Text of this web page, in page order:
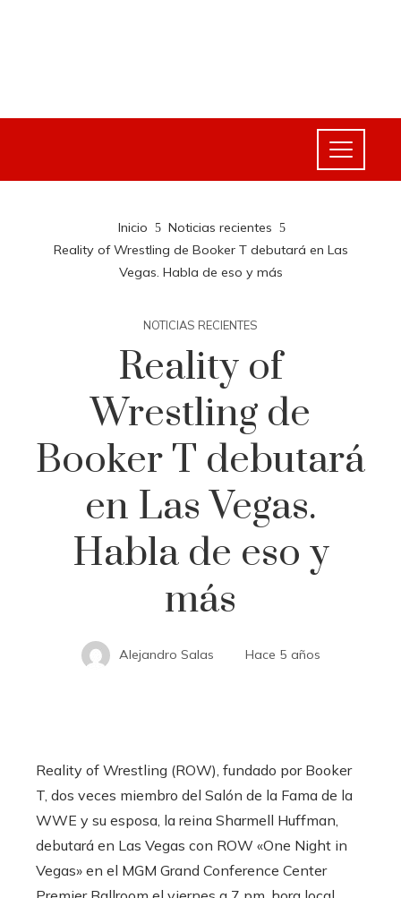
Inicio
Noticias recientes
Reality of Wrestling de Booker T debutará en Las
Vegas. Habla de eso y más
NOTICIAS RECIENTES
Reality of
Wrestling de
Booker T debutará
en Las Vegas.
Habla de eso y
más
Alejandro Salas Hace 5 años
Reality of Wrestling (ROW), fundado por Booker
T, dos veces miembro del Salón de la Fama de la
WWE y su esposa, la reina Sharmell Huffman,
debutará en Las Vegas con ROW «One Night in
Vegas» en el MGM Grand Conference Center